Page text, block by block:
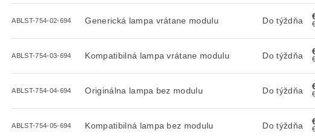
ABLST-754-02-694 Generická lampa vrátane modulu Do týždňa
ABLST-754-03-694 Kompatibilná lampa vrátane modulu Do týždňa
ABLST-754-04-694 Originálna lampa bez modulu Do týždňa
ABLST-754-05-694 Kompatibilná lampa bez modulu Do týždňa